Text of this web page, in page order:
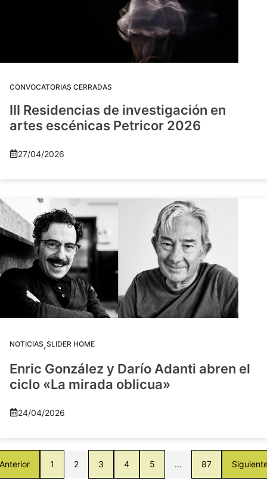
CONVOCATORIAS CERRADAS
III Residencias de investigación en
artes escénicas Petricor 2026
27/04/2026
NOTICIAS,SLIDER HOME
Enric González y Darío Adanti abren el
ciclo «La mirada oblicua»
24/04/2026
1 2 3 4 5 … 87